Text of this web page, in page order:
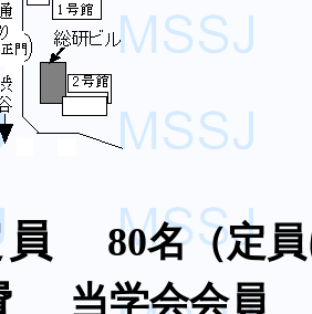
80名（定
当学会会員